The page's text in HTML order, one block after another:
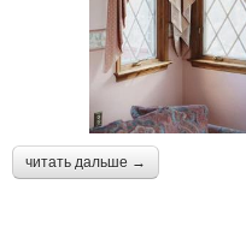
читать дальше →